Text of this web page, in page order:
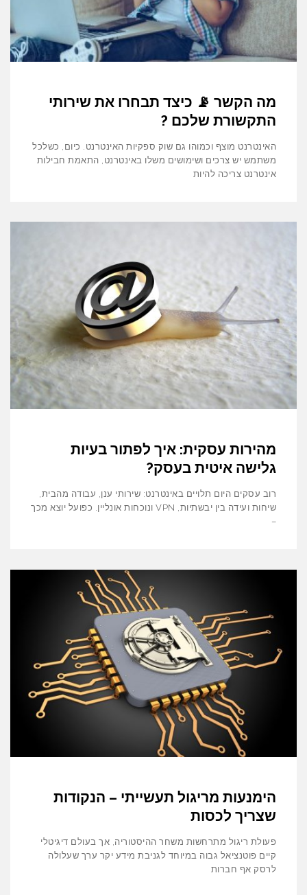
מה הקשר 📡 כיצד תבחרו את שירותי
התקשורת שלכם ?
האינטרנט מוצף וכמוהו גם שוק ספקיות האינטרנט. כיום, כשלכל
משתמש יש צרכים ושימושים משלו באינטרנט, התאמת חבילות
אינטרנט צריכה להיות
מהירות עסקית: איך לפתור בעיות
גלישה איטית בעסק?
רוב עסקים היום תלויים באינטרנט: שירותי ענן, עבודה מהבית,
שיחות ועידה בין יבשתיות, VPN ונוכחות אונליין. כפועל יוצא מכך
–
הימנעות מריגול תעשייתי – הנקודות
שצריך לכסות
פעולת ריגול מתרחשות משחר ההיסטוריה, אך בעולם דיגיטלי
קיים פוטנציאל גבוה במיוחד לגניבת מידע יקר ערך שעלולה
לרסק אף חברות